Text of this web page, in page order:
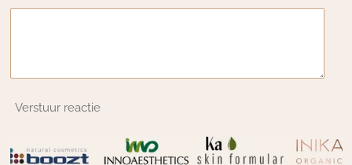
Verstuur reactie